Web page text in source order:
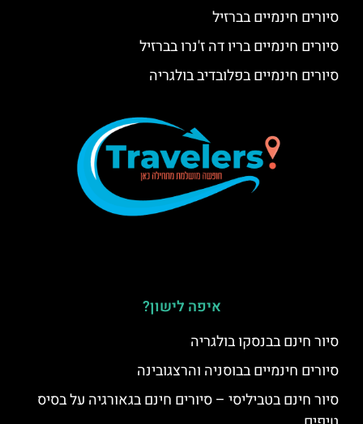
סיורים חינמיים בברזיל
סיורים חינמיים בריו דה ז'נרו בברזיל
סיורים חינמיים בפלובדיב בולגריה
איפה לישון?
סיור חינם בבנסקו בולגריה
סיורים חינמיים בבוסניה והרצגובינה
סיור חינם בטביליסי – סיורים חינם בגאורגיה על בסיס